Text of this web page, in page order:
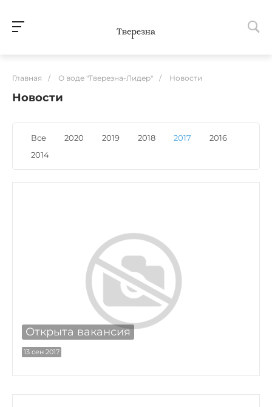
Главная / О воде "Тверезна-Лидер" / Новости
Новости
Все 2020 2019 2018 2017
2016
2014
Открыта вакансия
13 сен 2017